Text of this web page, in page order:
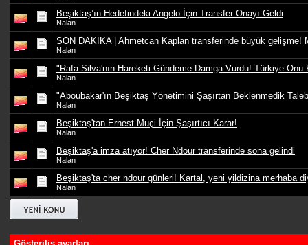
Beşiktaş’ın Hedefindeki Angelo İçin Transfer Onayı Geldi
Nalan
SON DAKİKA | Ahmetcan Kaplan transferinde büyük gelişme!
Nalan
"Rafa Silva'nın Hareketi Gündeme Damga Vurdu! Türkiye
Nalan
"Aboubakar'ın Beşiktaş Yönetimini Şaşırtan Beklenmedik
Nalan
Beşiktaş'tan Ernest Muçi İçin Şaşırtıcı Karar!
Nalan
Beşiktaş'a imza atıyor! Cher Ndour transferinde sona gelindi
Nalan
Beşiktaş'ta cher ndour günleri! Kartal, yeni yildizina merhaba
Nalan